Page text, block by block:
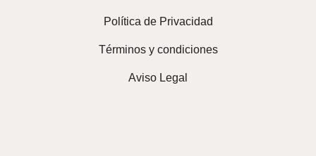
Política de Privacidad
Términos y condiciones
Aviso Legal